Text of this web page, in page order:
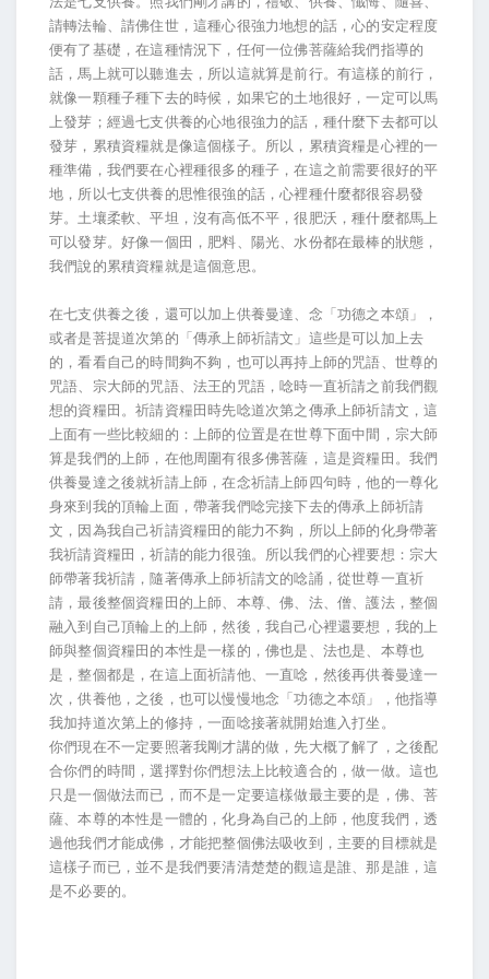
請轉法輪、請佛住世，這種心很強力地想的話，心的安定程度
便有了基礎，在這種情況下，任何一位佛菩薩給我們指導的
話，馬上就可以聽進去，所以這就算是前行。有這樣的前行，
就像一顆種子種下去的時候，如果它的土地很好，一定可以馬
上發芽；經過七支供養的心地很強力的話，種什麼下去都可以
發芽，累積資糧就是像這個樣子。所以，累積資糧是心裡的一
種準備，我們要在心裡種很多的種子，在這之前需要很好的平
地，所以七支供養的思惟很強的話，心裡種什麼都很容易發
芽。土壤柔軟、平坦，沒有高低不平，很肥沃，種什麼都馬上
可以發芽。好像一個田，肥料、陽光、水份都在最棒的狀態，
我們說的累積資糧就是這個意思。
在七支供養之後，還可以加上供養曼達、念「功德之本頌」，
或者是菩提道次第的「傳承上師祈請文」這些是可以加上去
的，看看自己的時間夠不夠，也可以再持上師的咒語、世尊的
咒語、宗大師的咒語、法王的咒語，唸時一直祈請之前我們觀
想的資糧田。祈請資糧田時先唸道次第之傳承上師祈請文，這
上面有一些比較細的：上師的位置是在世尊下面中間，宗大師
算是我們的上師，在他周圍有很多佛菩薩，這是資糧田。我們
供養曼達之後就祈請上師，在念祈請上師四句時，他的一尊化
身來到我的頂輪上面，帶著我們唸完接下去的傳承上師祈請
文，因為我自己祈請資糧田的能力不夠，所以上師的化身帶著
我祈請資糧田，祈請的能力很強。所以我們的心裡要想：宗大
師帶著我祈請，隨著傳承上師祈請文的唸誦，從世尊一直祈
請，最後整個資糧田的上師、本尊、佛、法、僧、護法，整個
融入到自己頂輪上的上師，然後，我自己心裡還要想，我的上
師與整個資糧田的本性是一樣的，佛也是、法也是、本尊也
是，整個都是，在這上面祈請他、一直唸，然後再供養曼達一
次，供養他，之後，也可以慢慢地念「功德之本頌」，他指導
我加持道次第上的修持，一面唸接著就開始進入打坐。
你們現在不一定要照著我剛才講的做，先大概了解了，之後配
合你們的時間，選擇對你們想法上比較適合的，做一做。這也
只是一個做法而已，而不是一定要這樣做最主要的是，佛、菩
薩、本尊的本性是一體的，化身為自己的上師，他度我們，透
過他我們才能成佛，才能把整個佛法吸收到，主要的目標就是
這樣子而已，並不是我們要清清楚楚的觀這是誰、那是誰，這
是不必要的。